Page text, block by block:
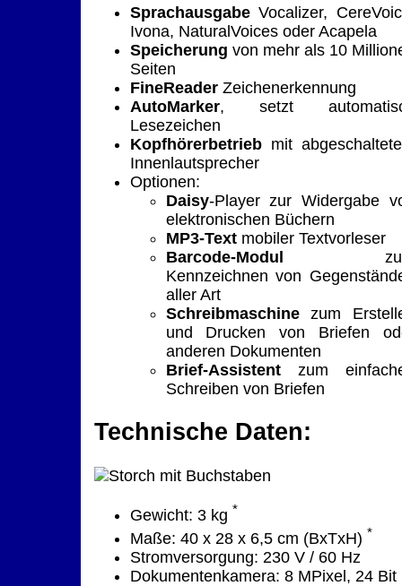
SprachausgabeVocalizer,
Ivona, NaturalVoices oder Acapela
Speicherung von mehr als 10
Seiten
FineReaderZeichenerkennung
AutoMarker, setzt
Lesezeichen
Kopfhörerbetriebmit
Innenlautsprecher
Optionen:
Daisy-Player zur Widergabe
elektronischen Büchern
MP3-Textmobiler Textvorleser
Barcode-Modul
Kennzeichnen von
aller Art
Schreibmaschinezum
und Drucken von Briefen
anderen Dokumenten
Brief-Assistentzum
Schreiben von Briefen
Technische Daten:
Gewicht: 3 kg *
Maße: 40 x 28 x 6,5 cm (BxTxH) *
Stromversorgung: 230 V / 60 Hz
Dokumentenkamera: 8 MPixel, 24 Bit